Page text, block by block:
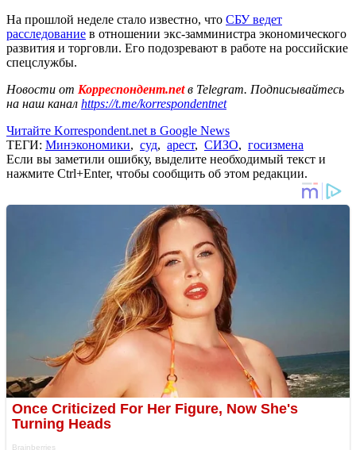
На прошлой неделе стало известно, что СБУ ведет
расследование в отношении экс-замминистра экономического
развития и торговли. Его подозревают в работе на российские
спецслужбы.
Новости от Корреспондент.netв Telegram. Подписывайтесь
на наш канал https://t.me/korrespondentnet
Читайте Korrespondent.net в Google News
ТЕГИ: Минэкономики, суд, арест, СИЗО, госизмена
Если вы заметили ошибку, выделите необходимый текст и
нажмите Ctrl+Enter, чтобы сообщить об этом редакции.